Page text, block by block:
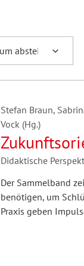
Stefan Braun,
Vock (Hg.)
Didaktische
Der Sammelband
benötigen, um
Praxis geben